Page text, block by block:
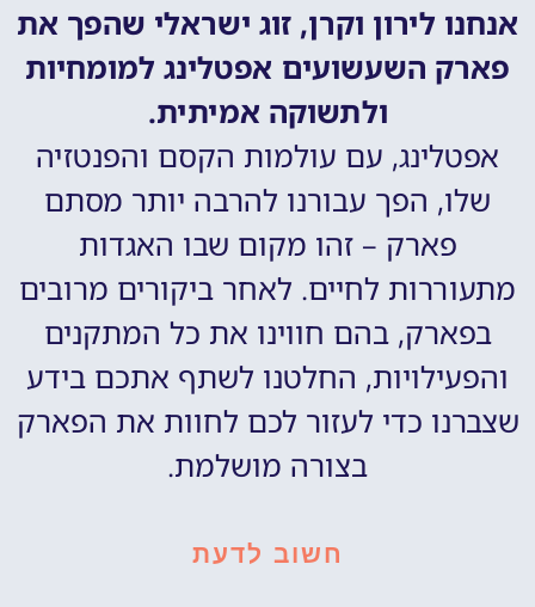
אנחנו לירון וקרן, זוג ישראלי שהפך את
פארק השעשועים אפטלינג למומחיות
ולתשוקה אמיתית.
אפטלינג, עם עולמות הקסם והפנטזיה
שלו, הפך עבורנו להרבה יותר מסתם
פארק – זהו מקום שבו האגדות
מתעוררות לחיים. לאחר ביקורים מרובים
בפארק, בהם חווינו את כל המתקנים
והפעילויות, החלטנו לשתף אתכם בידע
שצברנו כדי לעזור לכם לחוות את הפארק
בצורה מושלמת.
חשוב לדעת